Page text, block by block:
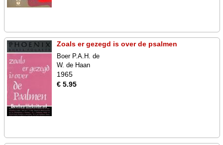
Zoals er gezegd is over de psalmen
Boer P.A.H. de
W. de Haan
1965
€ 5.95